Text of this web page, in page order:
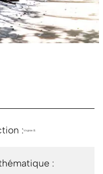
:Virginie B.
: